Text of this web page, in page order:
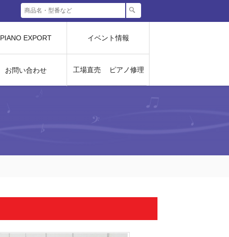
PIANO EXPORT
お問い合わせ
イベント情報
工場直売 ピアノ修理